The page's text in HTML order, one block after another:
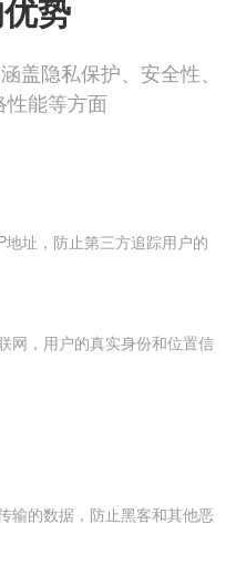
势
盖隐私保护、安全性、
性能等方面
址，防止第三方追踪用户的
网，用户的真实身份和位置信
输的数据，防止黑客和其他恶